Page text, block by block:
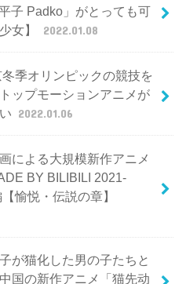
子 Padko」がとっても可
女】
2022.01.08
季オリンピックの競技を
ップモーションアニメが
2022.01.06
による大規模新作アニメ
BY BILIBILI 2021-
愉悦・伝説の章】
が猫化した男の子たちと
国の新作アニメ「猫先动